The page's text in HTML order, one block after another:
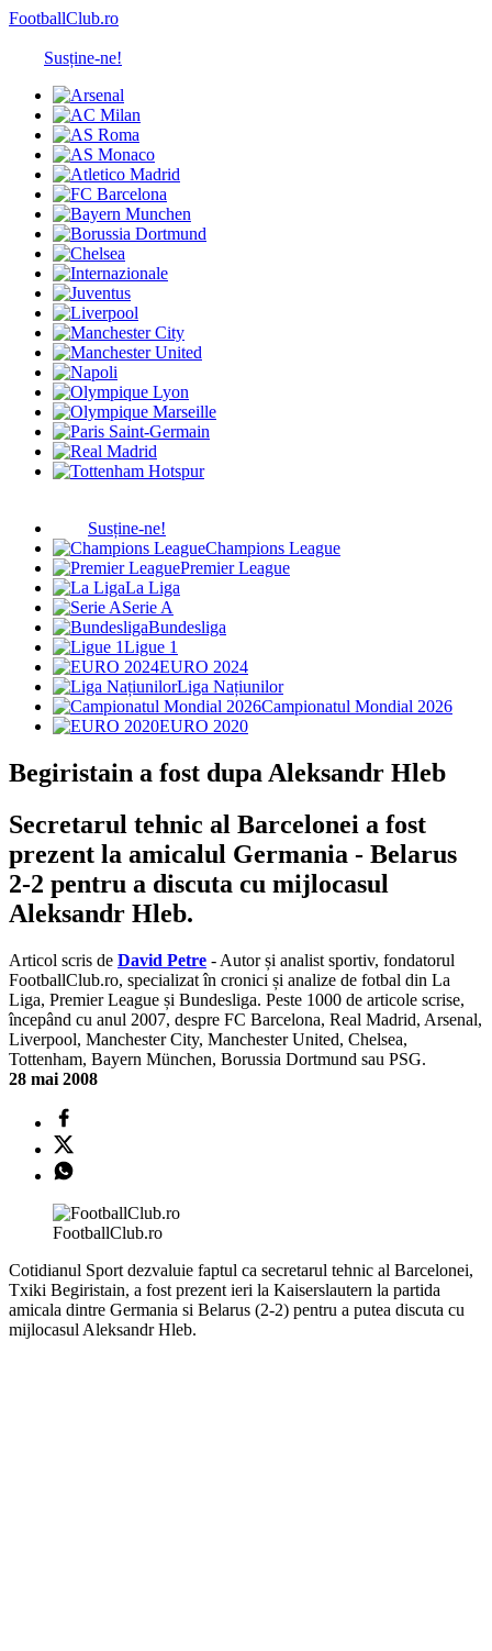
FootballClub.ro
Susține-ne!
Susține-ne!
Champions League
Premier League
La Liga
Serie A
Bundesliga
Ligue 1
EURO 2024
Liga Națiunilor
Campionatul Mondial 2026
EURO 2020
Begiristain a fost dupa Aleksandr Hleb
Secretarul tehnic al Barcelonei a fost
prezent la amicalul Germania - Belarus
2-2 pentru a discuta cu mijlocasul
Aleksandr Hleb.
Articol scris de David Petre - Autor și analist sportiv, fondatorul
FootballClub.ro, specializat în cronici și analize de fotbal din La
Liga, Premier League și Bundesliga. Peste 1000 de articole scrise,
începând cu anul 2007, despre FC Barcelona, Real Madrid, Arsenal,
Liverpool, Manchester City, Manchester United, Chelsea,
Tottenham, Bayern München, Borussia Dortmund sau PSG.
28 mai 2008
FootballClub.ro
Cotidianul Sport dezvaluie faptul ca secretarul tehnic al Barcelonei,
Txiki Begiristain, a fost prezent ieri la Kaiserslautern la partida
amicala dintre Germania si Belarus (2-2) pentru a putea discuta cu
mijlocasul Aleksandr Hleb.